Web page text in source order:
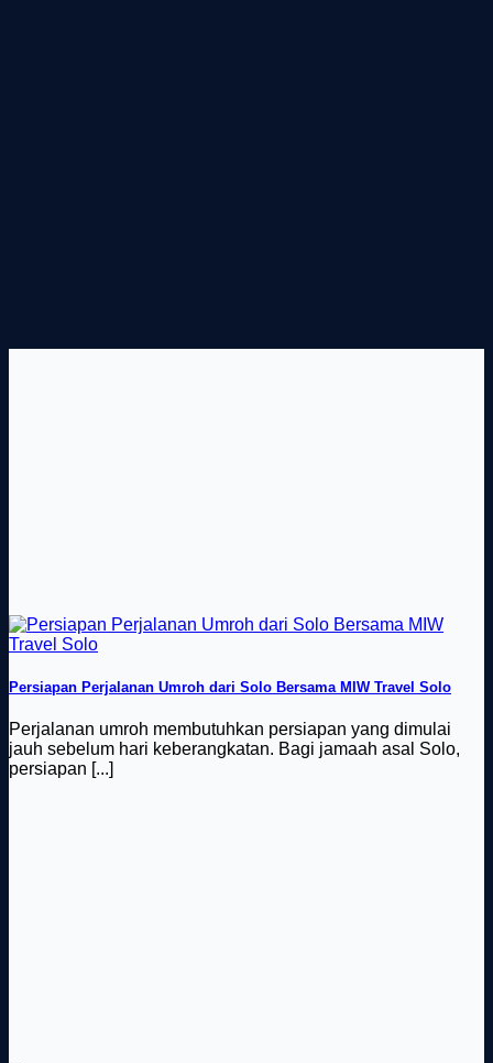
Persiapan Perjalanan Umroh dari Solo Bersama MIW Travel Solo
Perjalanan umroh membutuhkan persiapan yang dimulai
jauh sebelum hari keberangkatan. Bagi jamaah asal Solo,
persiapan [...]